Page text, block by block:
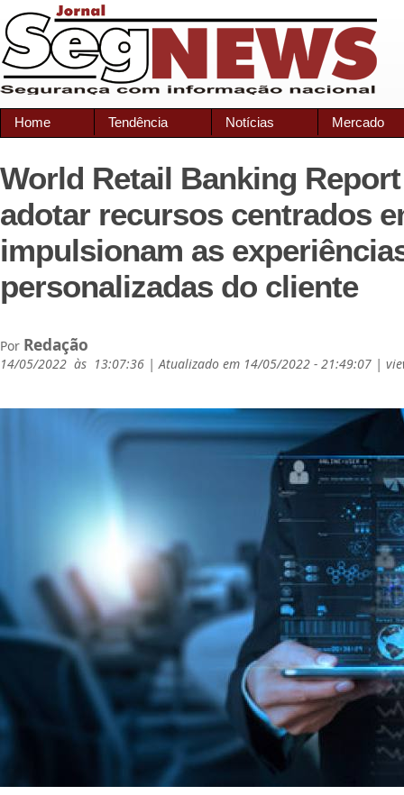
Home Tendência Notícias Mercado
World Retail Banking
adotar recursos centrados
impulsionam as
personalizadas do cliente
Por Redação
14/05/2022 às 13:07:36 | Atualizado em 14/05/2022 - 21:49:07 |